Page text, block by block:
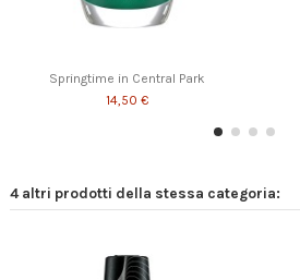
Springtime in Central Park
14,50 €
4 altri prodotti della stessa categoria: